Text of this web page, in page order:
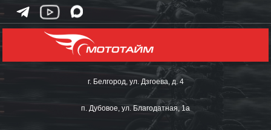
г. Белгород, ул. Дзгоева, д. 4
п. Дубовое, ул. Благодатная, 1а